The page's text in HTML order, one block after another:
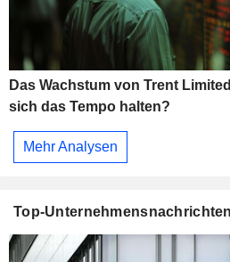
Das Wachstum von Trent
sich das Tempo halten?
Mehr Analysen
Top-Unternehmensnachrichten